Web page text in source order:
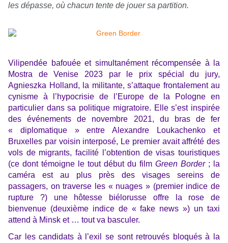
les dépasse, où chacun tente de jouer sa partition.
Vilipendée bafouée et simultanément récompensée à la
Mostra de Venise 2023 par le prix spécial du jury,
Agnieszka Holland, la militante, s’attaque frontalement au
cynisme à l’hypocrisie de l’Europe de la Pologne en
particulier dans sa politique migratoire. Elle s’est inspirée
des événements de novembre 2021, du bras de fer
« diplomatique » entre Alexandre Loukachenko et
Bruxelles par voisin interposé, Le premier avait affrété des
vols de migrants, facilité l’obtention de visas touristiques
(ce dont témoigne le tout début du film Green Border; la
caméra est au plus près des visages sereins de
passagers, on traverse les « nuages » (premier indice de
rupture ?) une hôtesse biélorusse offre la rose de
bienvenue (deuxième indice de « fake news ») un taxi
attend à Minsk et … tout va basculer.
Car les candidats à l’exil se sont retrouvés bloqués à la